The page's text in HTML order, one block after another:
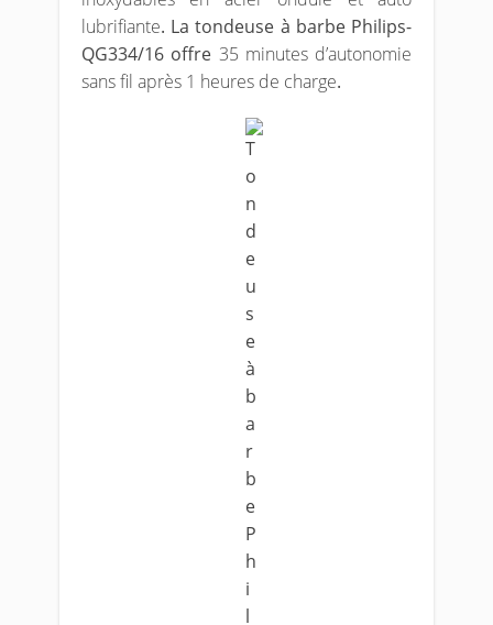
lubrifiante. La tondeuse à barbe Philips-
QG334/16 offre 35 minutes d’autonomie
sans fil après 1 heures de charge.